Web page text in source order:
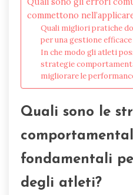
commettono
Quali migliori pratiche
per una gestione efficace
In che modo gli atleti
strategie
migliorare le
Quali sono le
fondamentali
degli atleti?